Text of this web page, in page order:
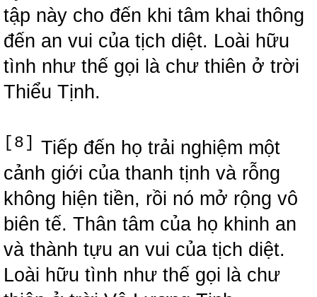
tập này cho đến khi tâm khai thông
đến an vui của tịch diệt. Loài hữu
tình như thế gọi là chư thiên ở trời
Thiểu Tịnh.
[8]
Tiếp đến họ trải nghiệm một
cảnh giới của thanh tịnh và rỗng
không hiện tiền, rồi nó mở rộng vô
biên tế. Thân tâm của họ khinh an
và thành tựu an vui của tịch diệt.
Loài hữu tình như thế gọi là chư